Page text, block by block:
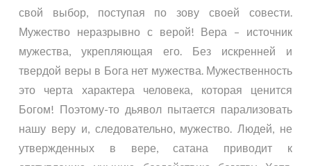
свой выбор, поступая по зову своей совести.
Мужество неразрывно с верой! Вера – источник
мужества, укрепляющая его. Без искренней и
твердой веры в Бога нет мужества. Мужественность
это черта характера человека, которая ценится
Богом! Поэтому-то дьявол пытается парализовать
нашу веру и, следовательно, мужество. Людей, не
утвержденных в вере, сатана приводит к